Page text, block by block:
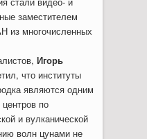
заместителем
из многочисленных
Игорь
что институты
являются одним
по
и вулканической
волн цунами не